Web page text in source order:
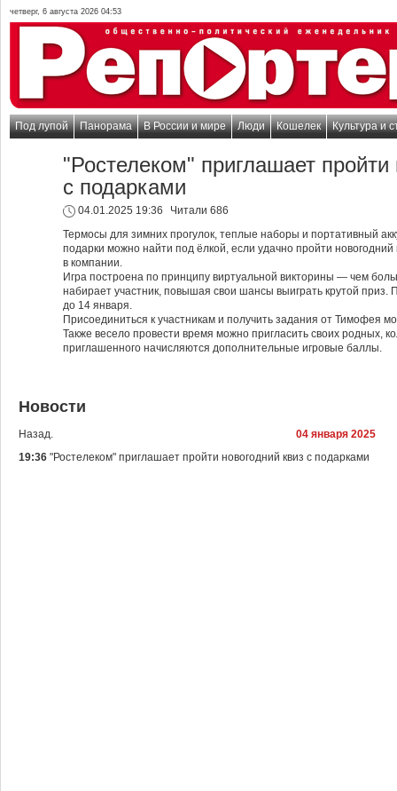
четверг, 6 августа 2026 04:53
Под лупой Панорама В России и мире Люди Кошелек Культура и
"Ростелеком" приглашает пройти
с подарками
04.01.2025 19:36
Читали 686
Термосы для зимних прогулок, теплые наборы и портативный
подарки можно найти под ёлкой, если удачно пройти
в компании.
Игра построена по принципу виртуальной викторины — чем
набирает участник, повышая свои шансы выиграть крутой приз.
до 14 января.
Присоединиться к участникам и получить задания от Тимофея
Также весело провести время можно пригласить своих родных,
приглашенного начисляются дополнительные игровые баллы.
Новости
Назад.
04 января 2025
19:36 "Ростелеком" приглашает пройти новогодний квиз с подарками